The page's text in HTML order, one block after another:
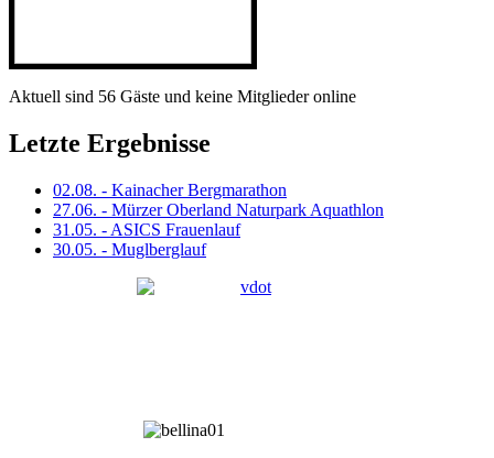
Aktuell sind 56 Gäste und keine Mitglieder online
Letzte Ergebnisse
02.08. - Kainacher Bergmarathon
27.06. - Mürzer Oberland Naturpark Aquathlon
31.05. - ASICS Frauenlauf
30.05. - Muglberglauf